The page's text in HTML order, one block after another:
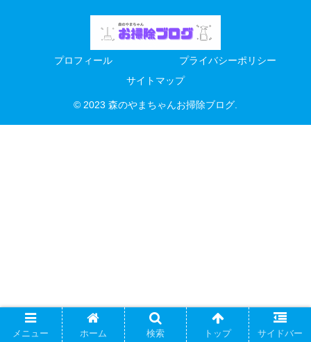
プロフィール
プライバシーポリシー
サイトマップ
© 2023 森のやまちゃんお掃除ブログ.
メニュー ホーム 検索 トップ サイドバー